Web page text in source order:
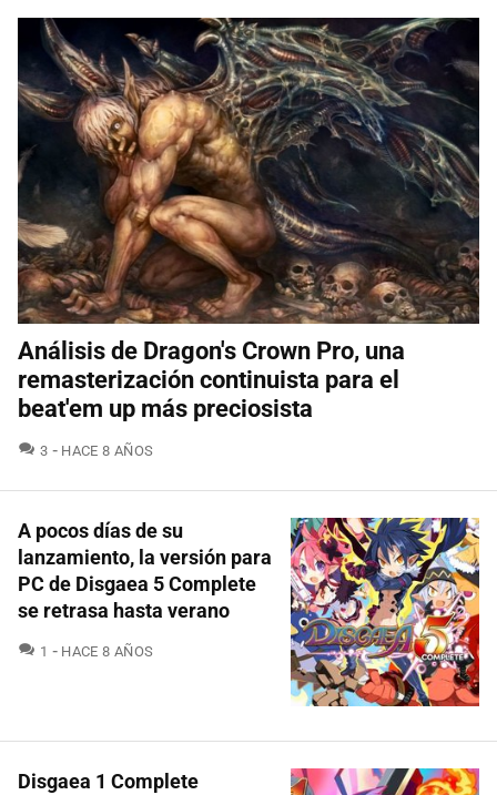
Análisis de Dragon's Crown Pro, una
remasterización continuista para el
beat'em up más preciosista
3 COMENTARIOS
HACE 8 AÑOS
A pocos días de su
lanzamiento, la versión para
PC de Disgaea 5 Complete
se retrasa hasta verano
1 COMENTARIOS
HACE 8 AÑOS
Disgaea 1 Complete